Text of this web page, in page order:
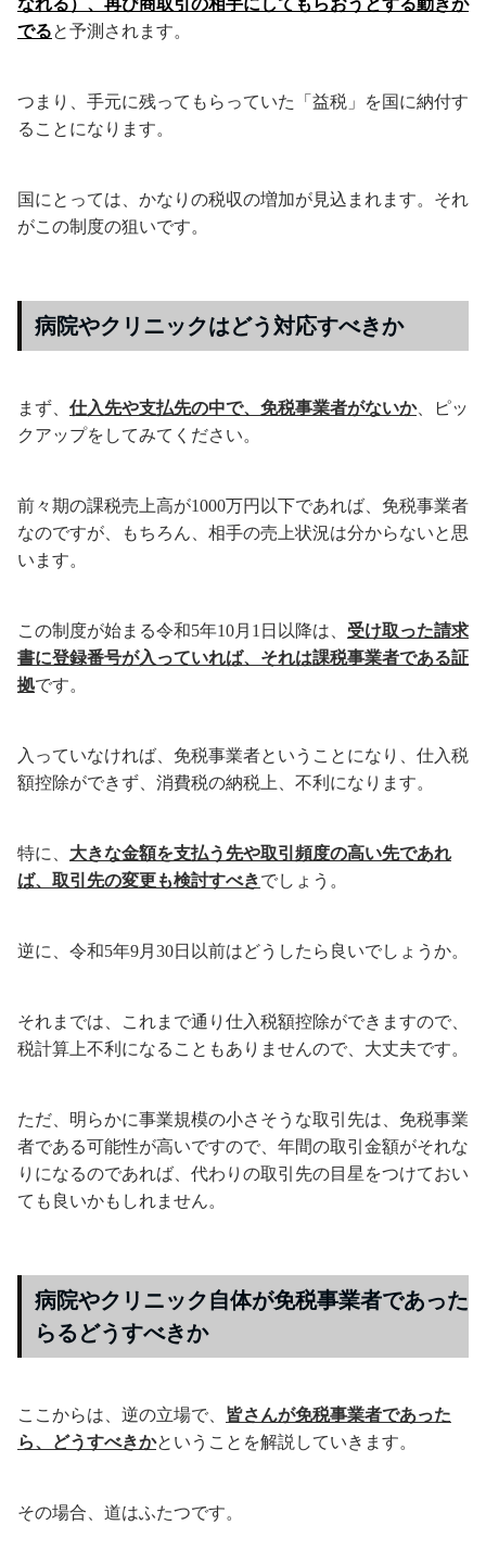
でると予測されます。
つまり、手元に残ってもらっていた「益税」を国に納付す
ることになります。
国にとっては、かなりの税収の増加が見込まれます。それ
がこの制度の狙いです。
病院やクリニックはどう対応すべきか
まず、 仕入先や支払先の中で、免税事業者がないか、ピッ
クアップをしてみてください。
前々期の課税売上高が1000万円以下であれば、免税事業者
なのですが、もちろん、相手の売上状況は分からないと思
います。
この制度が始まる令和5年10月1日以降は、 受け取った請求
書に登録番号が入っていれば、それは課税事業者である証
拠です。
入っていなければ、免税事業者ということになり、仕入税
額控除ができず、消費税の納税上、不利になります。
特に、 大きな金額を支払う先や取引頻度の高い先であれ
ば、取引先の変更も検討すべきでしょう。
逆に、令和5年9月30日以前はどうしたら良いでしょうか。
それまでは、これまで通り仕入税額控除ができますので、
税計算上不利になることもありませんので、大丈夫です。
ただ、明らかに事業規模の小さそうな取引先は、免税事業
者である可能性が高いですので、年間の取引金額がそれな
りになるのであれば、代わりの取引先の目星をつけておい
ても良いかもしれません。
病院やクリニック自体が免税事業者であった
らるどうすべきか
ここからは、逆の立場で、 皆さんが免税事業者であった
ら、どうすべきかということを解説していきます。
その場合、道はふたつです。